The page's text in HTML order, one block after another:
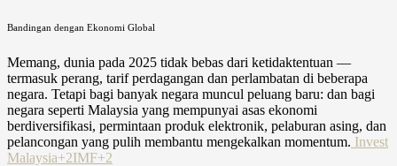
Bandingan dengan Ekonomi Global
Memang, dunia pada 2025 tidak bebas dari ketidaktentuan —
termasuk perang, tarif perdagangan dan perlambatan di beberapa
negara. Tetapi bagi banyak negara muncul peluang baru: dan bagi
negara seperti Malaysia yang mempunyai asas ekonomi
berdiversifikasi, permintaan produk elektronik, pelaburan asing, dan
pelancongan yang pulih membantu mengekalkan momentum. Invest
Malaysia+2IMF+2